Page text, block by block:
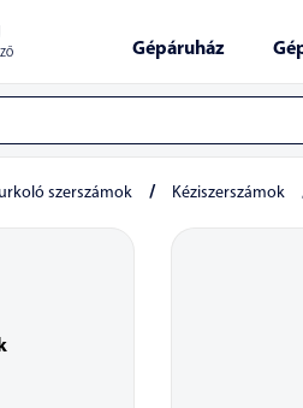
Gépáruház
szerszámok / Kéziszerszámok